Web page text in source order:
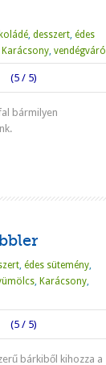
, desszert, édes
Karácsony, vendégváró
(5 / 5)
bármilyen
, édes sütemény,
, Karácsony,
(5 / 5)
bárkiből kihozza a